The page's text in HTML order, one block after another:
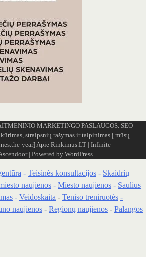
MARKETINGO PASLAUGOS. SEO
straipsnių rašymas ir talpinimas į mūsų
year] Apie Rinkimus.LT| Infinite
| Powered by WordPress.
- Teisinės konsultacijos - Skaidrių
naujienos - Miesto naujienos - Saulius
- Veidoskaita - Teniso treniruotės -
naujienos - Regionų naujienos - Palangos